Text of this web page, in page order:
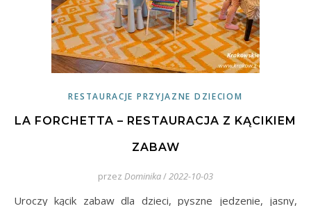
RESTAURACJE PRZYJAZNE DZIECIOM
LA FORCHETTA – RESTAURACJA Z KĄCIKIEM
ZABAW
przez Dominika/2022-10-03
Uroczy kącik zabaw dla dzieci, pyszne jedzenie, jasny,